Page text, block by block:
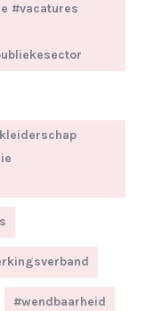
#vacatures
#wendbaarheid